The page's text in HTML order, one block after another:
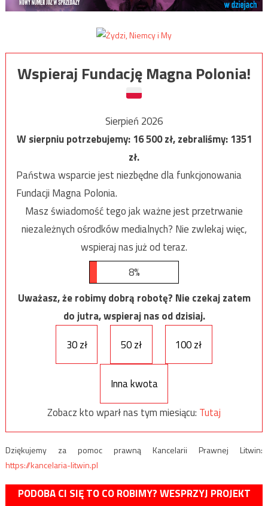
Wspieraj Fundację Magna Polonia!
Sierpień 2026
W sierpniu potrzebujemy:16 500zł, zebraliśmy:1351
zł.
Państwa wsparcie jest niezbędne dla funkcjonowania
Fundacji Magna Polonia.
Masz świadomość tego jak ważne jest przetrwanie
niezależnych ośrodków medialnych? Nie zwlekaj więc,
wspieraj nas już od teraz.
8%
Uważasz, że robimy dobrą robotę? Nie czekaj zatem
do jutra, wspieraj nas od dzisiaj.
30 zł
50 zł 100 zł
Inna kwota
Zobacz kto wparł nas tym miesiącu: Tutaj
Dziękujemy za pomoc prawną Kancelarii Prawnej Litwin:
https://kancelaria-litwin.pl
PODOBA CI SIĘ TO CO ROBIMY? WESPRZYJ PROJEKT